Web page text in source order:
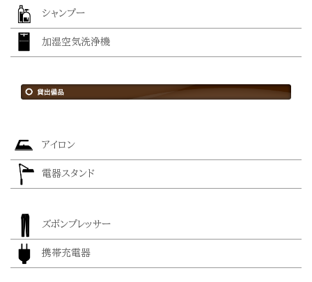
シャンプー
加湿空気洗浄機
アイロン
電器スタンド
ズボンプレッサー
携帯充電器